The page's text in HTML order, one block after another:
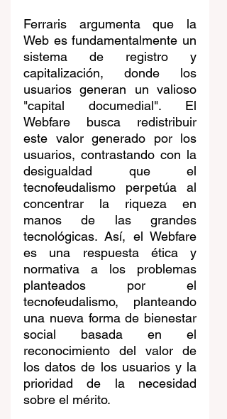
Ferraris argumenta que la
Web es fundamentalmente un
sistema de registro y
capitalización, donde los
usuarios generan un valioso
"capital documedial". El
Webfare busca redistribuir
este valor generado por los
usuarios, contrastando con la
desigualdad que el
tecnofeudalismo perpetúa al
concentrar la riqueza en
manos de las grandes
tecnológicas. Así, el Webfare
es una respuesta ética y
normativa a los problemas
planteados por el
tecnofeudalismo, planteando
una nueva forma de bienestar
social basada en el
reconocimiento del valor de
los datos de los usuarios y la
prioridad de la necesidad
sobre el mérito.